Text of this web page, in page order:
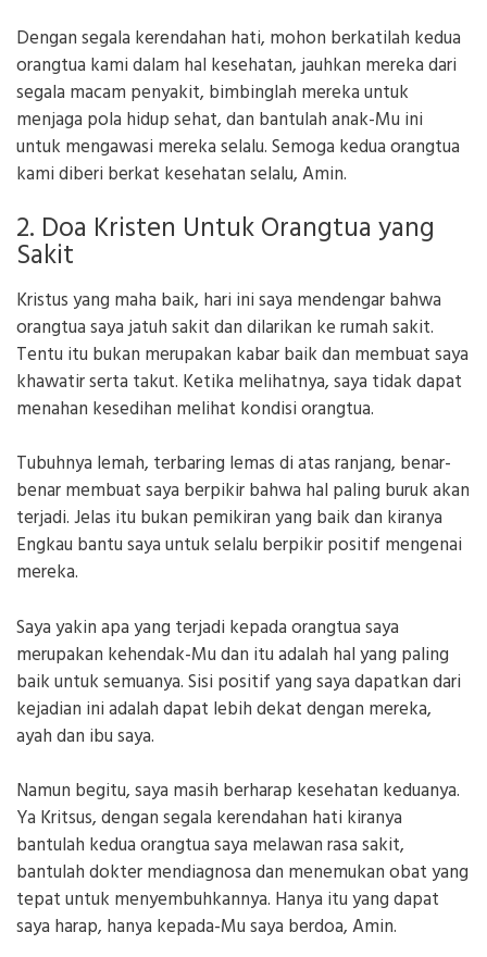
Dengan segala kerendahan hati, mohon berkatilah kedua
orangtua kami dalam hal kesehatan, jauhkan mereka dari
segala macam penyakit, bimbinglah mereka untuk
menjaga pola hidup sehat, dan bantulah anak-Mu ini
untuk mengawasi mereka selalu. Semoga kedua orangtua
kami diberi berkat kesehatan selalu, Amin.
2. Doa Kristen Untuk Orangtua yang
Sakit
Kristus yang maha baik, hari ini saya mendengar bahwa
orangtua saya jatuh sakit dan dilarikan ke rumah sakit.
Tentu itu bukan merupakan kabar baik dan membuat saya
khawatir serta takut. Ketika melihatnya, saya tidak dapat
menahan kesedihan melihat kondisi orangtua.
Tubuhnya lemah, terbaring lemas di atas ranjang, benar-
benar membuat saya berpikir bahwa hal paling buruk akan
terjadi. Jelas itu bukan pemikiran yang baik dan kiranya
Engkau bantu saya untuk selalu berpikir positif mengenai
mereka.
Saya yakin apa yang terjadi kepada orangtua saya
merupakan kehendak-Mu dan itu adalah hal yang paling
baik untuk semuanya. Sisi positif yang saya dapatkan dari
kejadian ini adalah dapat lebih dekat dengan mereka,
ayah dan ibu saya.
Namun begitu, saya masih berharap kesehatan keduanya.
Ya Kritsus, dengan segala kerendahan hati kiranya
bantulah kedua orangtua saya melawan rasa sakit,
bantulah dokter mendiagnosa dan menemukan obat yang
tepat untuk menyembuhkannya. Hanya itu yang dapat
saya harap, hanya kepada-Mu saya berdoa, Amin.